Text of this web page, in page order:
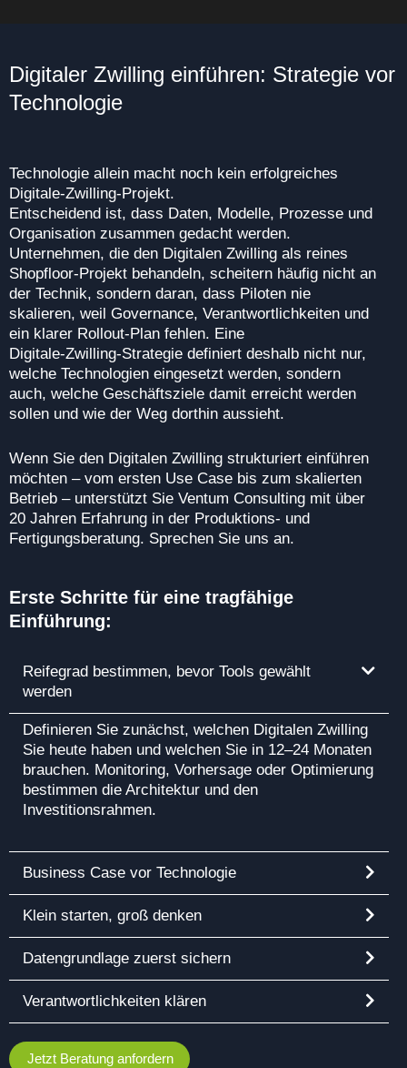
Digitaler Zwilling einführen: Strategie vor
Technologie
Technologie allein macht noch kein erfolgreiches
Digitale‑Zwilling‑Projekt.
Entscheidend ist, dass Daten, Modelle, Prozesse und
Organisation zusammen gedacht werden.
Unternehmen, die den Digitalen Zwilling als reines
Shopfloor‑Projekt behandeln, scheitern häufig nicht an
der Technik, sondern daran, dass Piloten nie
skalieren, weil Governance, Verantwortlichkeiten und
ein klarer Rollout‑Plan fehlen. Eine
Digitale‑Zwilling‑Strategie definiert deshalb nicht nur,
welche Technologien eingesetzt werden, sondern
auch, welche Geschäftsziele damit erreicht werden
sollen und wie der Weg dorthin aussieht.
Wenn Sie den Digitalen Zwilling strukturiert einführen
möchten – vom ersten Use Case bis zum skalierten
Betrieb – unterstützt Sie Ventum Consulting mit über
20 Jahren Erfahrung in der Produktions‑ und
Fertigungsberatung. Sprechen Sie uns an.
Erste Schritte für eine tragfähige
Einführung:
Reifegrad bestimmen, bevor Tools gewählt
werden
Definieren Sie zunächst, welchen Digitalen Zwilling
Sie heute haben und welchen Sie in 12–24 Monaten
brauchen. Monitoring, Vorhersage oder Optimierung
bestimmen die Architektur und den
Investitionsrahmen.
Business Case vor Technologie
Klein starten, groß denken
Datengrundlage zuerst sichern
Verantwortlichkeiten klären
Jetzt Beratung anfordern